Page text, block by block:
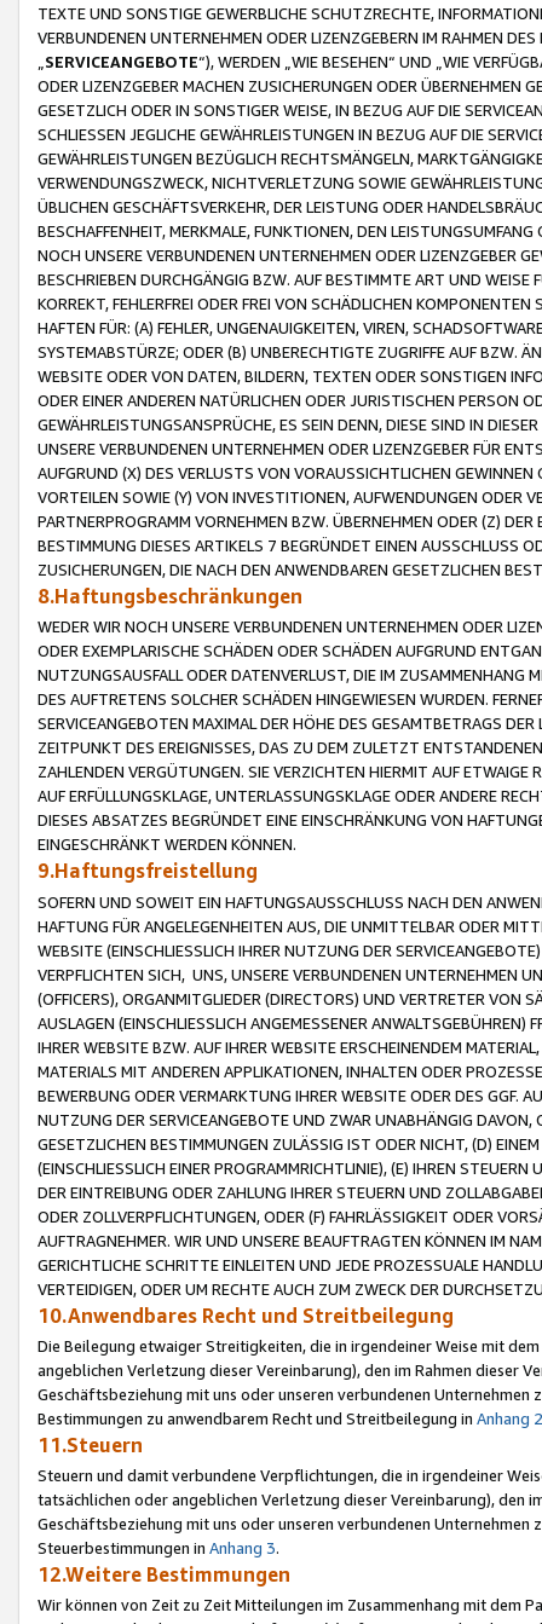
TEXTE UND SONSTIGE GEWERBLICHE SCHUTZRECHTE,
VERBUNDENEN UNTERNEHMEN ODER LIZENZGEBERN IM RAHMEN
SERVICEANGEBOTE“), WERDEN „WIE BESEHEN“ UND „WIE
ODER LIZENZGEBER MACHEN ZUSICHERUNGEN ODER ÜBERNEHMEN
GESETZLICH ODER IN SONSTIGER WEISE, IN BEZUG AUF DIE
SCHLIESSEN JEGLICHE GEWÄHRLEISTUNGEN IN BEZUG AUF DIE
GEWÄHRLEISTUNGEN BEZÜGLICH RECHTSMÄNGELN,
VERWENDUNGSZWECK, NICHTVERLETZUNG SOWIE
ÜBLICHEN GESCHÄFTSVERKEHR, DER LEISTUNG ODER
BESCHAFFENHEIT, MERKMALE, FUNKTIONEN, DEN
NOCH UNSERE VERBUNDENEN UNTERNEHMEN ODER LIZENZGEBER
BESCHRIEBEN DURCHGÄNGIG BZW. AUF BESTIMMTE ART UND
KORREKT, FEHLERFREI ODER FREI VON SCHÄDLICHEN
HAFTEN FÜR: (A) FEHLER, UNGENAUIGKEITEN, VIREN,
SYSTEMABSTÜRZE; ODER (B) UNBERECHTIGTE ZUGRIFFE AUF BZW.
WEBSITE ODER VON DATEN, BILDERN, TEXTEN ODER SONSTIGEN
ODER EINER ANDEREN NATÜRLICHEN ODER JURISTISCHEN PERSON
GEWÄHRLEISTUNGSANSPRÜCHE, ES SEIN DENN, DIESE SIND IN
UNSERE VERBUNDENEN UNTERNEHMEN ODER LIZENZGEBER FÜR
AUFGRUND (X) DES VERLUSTS VON VORAUSSICHTLICHEN
VORTEILEN SOWIE (Y) VON INVESTITIONEN, AUFWENDUNGEN ODER
PARTNERPROGRAMM VORNEHMEN BZW. ÜBERNEHMEN ODER (Z)
BESTIMMUNG DIESES ARTIKELS 7 BEGRÜNDET EINEN AUSSCHLUSS
ZUSICHERUNGEN, DIE NACH DEN ANWENDBAREN GESETZLICHEN
8.Haftungsbeschränkungen
WEDER WIR NOCH UNSERE VERBUNDENEN UNTERNEHMEN ODER
ODER EXEMPLARISCHE SCHÄDEN ODER SCHÄDEN AUFGRUND
NUTZUNGSAUSFALL ODER DATENVERLUST, DIE IM ZUSAMMENHANG
DES AUFTRETENS SOLCHER SCHÄDEN HINGEWIESEN WURDEN.
SERVICEANGEBOTEN MAXIMAL DER HÖHE DES GESAMTBETRAGS
ZEITPUNKT DES EREIGNISSES, DAS ZU DEM ZULETZT
ZAHLENDEN VERGÜTUNGEN. SIE VERZICHTEN HIERMIT AUF
AUF ERFÜLLUNGSKLAGE, UNTERLASSUNGSKLAGE ODER ANDERE
DIESES ABSATZES BEGRÜNDET EINE EINSCHRÄNKUNG VON
EINGESCHRÄNKT WERDEN KÖNNEN.
9.Haftungsfreistellung
SOFERN UND SOWEIT EIN HAFTUNGSAUSSCHLUSS NACH DEN
HAFTUNG FÜR ANGELEGENHEITEN AUS, DIE UNMITTELBAR ODER
WEBSITE (EINSCHLIESSLICH IHRER NUTZUNG DER
VERPFLICHTEN SICH, UNS, UNSERE VERBUNDENEN UNTERNEHMEN
(OFFICERS), ORGANMITGLIEDER (DIRECTORS) UND VERTRETER VON
AUSLAGEN (EINSCHLIESSLICH ANGEMESSENER
IHRER WEBSITE BZW. AUF IHRER WEBSITE ERSCHEINENDEM
MATERIALS MIT ANDEREN APPLIKATIONEN, INHALTEN ODER
BEWERBUNG ODER VERMARKTUNG IHRER WEBSITE ODER DES GGF.
NUTZUNG DER SERVICEANGEBOTE UND ZWAR UNABHÄNGIG
GESETZLICHEN BESTIMMUNGEN ZULÄSSIG IST ODER NICHT, (D)
(EINSCHLIESSLICH EINER PROGRAMMRICHTLINIE), (E) IHREN
DER EINTREIBUNG ODER ZAHLUNG IHRER STEUERN UND
ODER ZOLLVERPFLICHTUNGEN, ODER (F) FAHRLÄSSIGKEIT ODER
AUFTRAGNEHMER. WIR UND UNSERE BEAUFTRAGTEN KÖNNEN IM
GERICHTLICHE SCHRITTE EINLEITEN UND JEDE PROZESSUALE
VERTEIDIGEN, ODER UM RECHTE AUCH ZUM ZWECK DER
10.Anwendbares Recht und Streitbeilegung
Die Beilegung etwaiger Streitigkeiten, die in irgendeiner Weise mit
angeblichen Verletzung dieser Vereinbarung), den im Rahmen dieser
Geschäftsbeziehung mit uns oder unseren verbundenen
Bestimmungen zu anwendbarem Recht und Streitbeilegung in Anhang 2
11.Steuern
Steuern und damit verbundene Verpflichtungen, die in irgendeiner
tatsächlichen oder angeblichen Verletzung dieser Vereinbarung), den
Geschäftsbeziehung mit uns oder unseren verbundenen
Steuerbestimmungen in Anhang 3.
12.Weitere Bestimmungen
Wir können von Zeit zu Zeit Mitteilungen im Zusammenhang mit dem